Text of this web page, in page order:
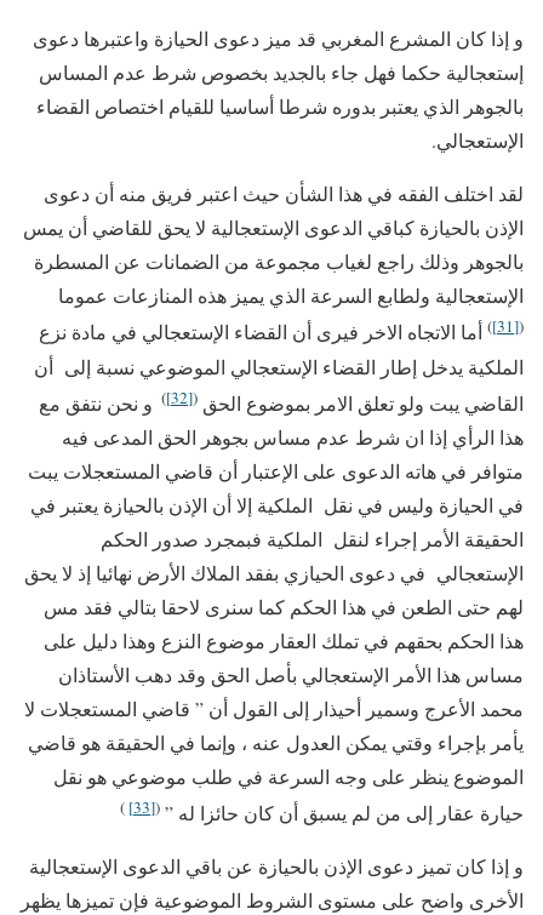
و إذا كان المشرع المغربي قد ميز دعوى الحيازة واعتبرها دعوى
إستعجالية حكما فهل جاء بالجديد بخصوص شرط عدم المساس
بالجوهر الذي يعتبر بدوره شرطا أساسيا للقيام اختصاص القضاء
الإستعجالي.
لقد اختلف الفقه في هذا الشأن حيث اعتبر فريق منه أن دعوى
الإذن بالحيازة كباقي الدعوى الإستعجالية لا يحق للقاضي أن يمس
بالجوهر وذلك راجع لغياب مجموعة من الضمانات عن المسطرة
الإستعجالية ولطابع السرعة الذي يميز هذه المنازعات عموما
(
[31]
) أما الاتجاه الاخر فيرى أن القضاء الإستعجالي في مادة نزع
الملكية يدخل إطار القضاء الإستعجالي الموضوعي نسبة إلى أن
القاضي يبت ولو تعلق الامر بموضوع الحق (
[32]
) و نحن نتفق مع
هذا الرأي إذا ان شرط عدم مساس بجوهر الحق المدعى فيه
متوافر في هاته الدعوى على الإعتبار أن قاضي المستعجلات يبت
في الحيازة وليس في نقل الملكية إلا أن الإذن بالحيازة يعتبر في
الحقيقة الأمر إجراء لنقل الملكية فبمجرد صدور الحكم
الإستعجالي في دعوى الحيازي بفقد الملاك الأرض نهائيا إذ لا يحق
لهم حتى الطعن في هذا الحكم كما سنرى لاحقا بتالي فقد مس
هذا الحكم بحقهم في تملك العقار موضوع النزع وهذا دليل على
مساس هذا الأمر الإستعجالي بأصل الحق وقد دهب الأستاذان
محمد الأعرج وسمير أحيذار إلى القول أن ” قاضي المستعجلات لا
يأمر بإجراء وقتي يمكن العدول عنه ، وإنما في الحقيقة هو قاضي
الموضوع ينظر على وجه السرعة في طلب موضوعي هو نقل
حيارة عقار إلى من لم يسبق أن كان حائزا له ” (
[33]
)
و إذا كان تميز دعوى الإذن بالحيازة عن باقي الدعوى الإستعجالية
الأخرى واضح على مستوى الشروط الموضوعية فإن تميزها يظهر